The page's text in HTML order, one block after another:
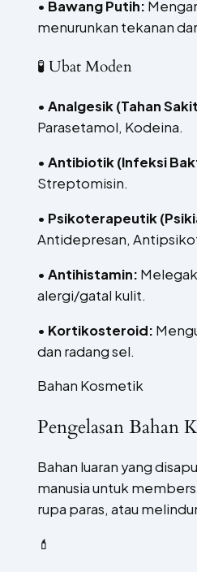
• Bawang Putih:
menurunkan tekanan
🧪 Ubat Moden
• Analgesik (Tahan
Parasetamol, Kodeina.
• Antibiotik (Infeksi
Streptomisin.
• Psikoterapeutik
Antidepresan,
• Antihistamin:
alergi/gatal kulit.
• Kortikosteroid:
dan radang sel.
Bahan Kosmetik
Pengelasan Bahan
Bahan luaran yang
manusia untuk
rupa paras, atau
💄